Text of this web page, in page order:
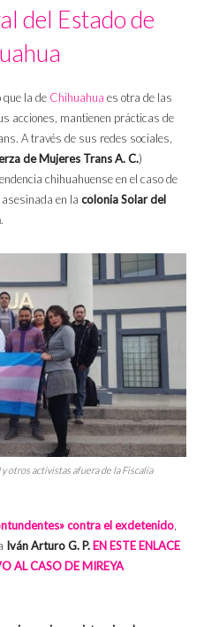
del Estado de
la de Chihuahua es otra de las
acciones, mantienen prácticas de
A través de sus redes sociales,
de Mujeres Trans A. C.)
chihuahuense en el caso de
asesinada en la colonia Solar del
.
otros activistas afuera de la Fiscalía
contra el exdetenido
Iván Arturo G. P. EN ESTE ENLACE
AL CASO DE MIREYA